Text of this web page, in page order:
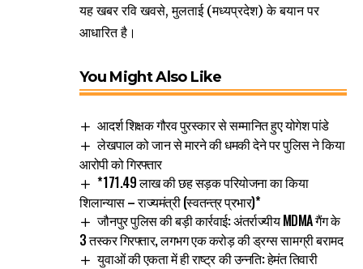
यह खबर रवि खवसे, मुलताई (मध्यप्रदेश) के बयान पर
आधारित है।
You Might Also Like
आदर्श शिक्षक गौरव पुरस्कार से सम्मानित हुए योगेश पांडे
लेखपाल को जान से मारने की धमकी देने पर पुलिस ने किया
आरोपी को गिरफ्तार
*171.49 लाख की छह सड़क परियोजना का किया
शिलान्यास – राज्यमंत्री (स्वतन्त्र प्रभार)*
जौनपुर पुलिस की बड़ी कार्रवाई: अंतर्राज्यीय MDMA गैंग के
3 तस्कर गिरफ्तार, लगभग एक करोड़ की ड्रग्स सामग्री बरामद
युवाओं की एकता में ही राष्ट्र की उन्नति: हेमंत तिवारी